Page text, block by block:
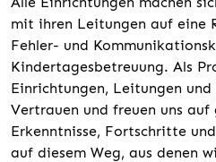
mit ihren Leitungen auf eine
Fehler- und
Kindertagesbetreuung. Als
Einrichtungen, Leitungen
Vertrauen und freuen uns auf
Erkenntnisse, Fortschritte
auf diesem Weg, aus denen